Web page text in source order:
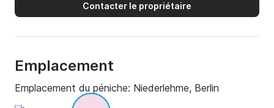
Contacter le propriétaire
Emplacement
Emplacement du péniche: Niederlehme, Berlin